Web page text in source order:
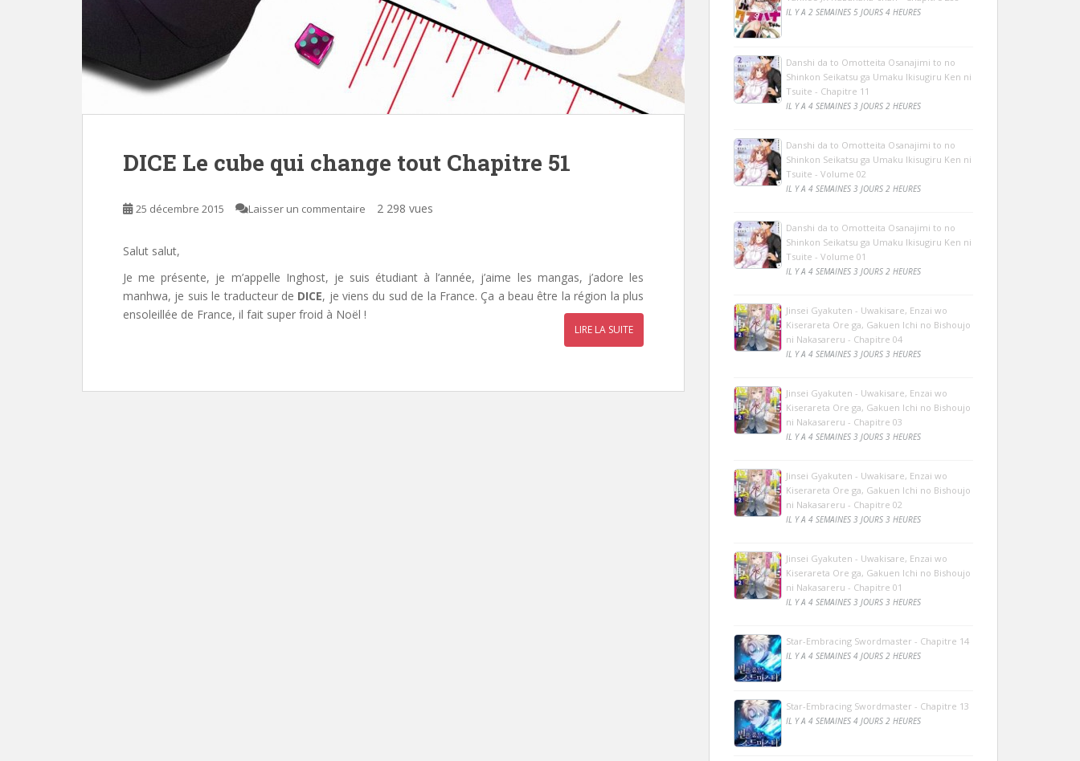
DICE Le cube qui change tout Chapitre 51
25 décembre 2015 Laisser un commentaire 2 298 vues
Salut salut,
Je me présente, je m’appelle Inghost, je suis étudiant à l’année, j’aime les mangas, j’adore les
manhwa, je suis le traducteur de DICE, je viens du sud de la France. Ça a beau être la région la plus
ensoleillée de France, il fait super froid à Noël !
LIRE LA SUITE
IL Y A 2 SEMAINES 5 JOURS 4 HEURES
Danshi da to Omotteita Osanajimi to no
Shinkon Seikatsu ga Umaku Ikisugiru Ken ni
Tsuite - Chapitre 11
IL Y A 4 SEMAINES 3 JOURS 2 HEURES
Danshi da to Omotteita Osanajimi to no
Shinkon Seikatsu ga Umaku Ikisugiru Ken ni
Tsuite - Volume 02
IL Y A 4 SEMAINES 3 JOURS 2 HEURES
Danshi da to Omotteita Osanajimi to no
Shinkon Seikatsu ga Umaku Ikisugiru Ken ni
Tsuite - Volume 01
IL Y A 4 SEMAINES 3 JOURS 2 HEURES
Jinsei Gyakuten - Uwakisare, Enzai wo
Kiserareta Ore ga, Gakuen Ichi no Bishoujo
ni Nakasareru - Chapitre 04
IL Y A 4 SEMAINES 3 JOURS 3 HEURES
Jinsei Gyakuten - Uwakisare, Enzai wo
Kiserareta Ore ga, Gakuen Ichi no Bishoujo
ni Nakasareru - Chapitre 03
IL Y A 4 SEMAINES 3 JOURS 3 HEURES
Jinsei Gyakuten - Uwakisare, Enzai wo
Kiserareta Ore ga, Gakuen Ichi no Bishoujo
ni Nakasareru - Chapitre 02
IL Y A 4 SEMAINES 3 JOURS 3 HEURES
Jinsei Gyakuten - Uwakisare, Enzai wo
Kiserareta Ore ga, Gakuen Ichi no Bishoujo
ni Nakasareru - Chapitre 01
IL Y A 4 SEMAINES 3 JOURS 3 HEURES
Star-Embracing Swordmaster - Chapitre 14
IL Y A 4 SEMAINES 4 JOURS 2 HEURES
Star-Embracing Swordmaster - Chapitre 13
IL Y A 4 SEMAINES 4 JOURS 2 HEURES